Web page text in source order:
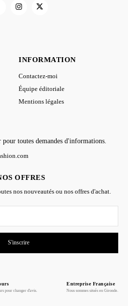
INFORMATION
Contactez-moi
Équipe éditoriale
Mentions légales
pour toutes demandes d'informations.
OFFRES
nos nouveautés ou nos offres d'achat.
S'inscrire
pour changer d'avis.
Entreprise Française
Nous sommes situés en Gironde.